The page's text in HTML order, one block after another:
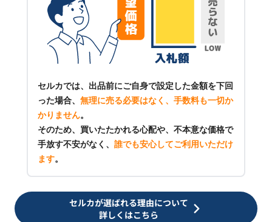
セルカでは、出品前にご自身で設定した金額を下回
った場合、 無理に売る必要はなく、手数料も一切か
かりません。
そのため、買いたたかれる心配や、不本意な価格で
手放す不安がなく、 誰でも安心してご利用いただけ
ます。
セルカが選ばれる理由について
詳しくはこちら